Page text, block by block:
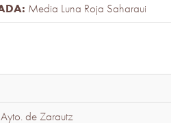
Media Luna Roja Saharaui
Ayto. de Zarautz